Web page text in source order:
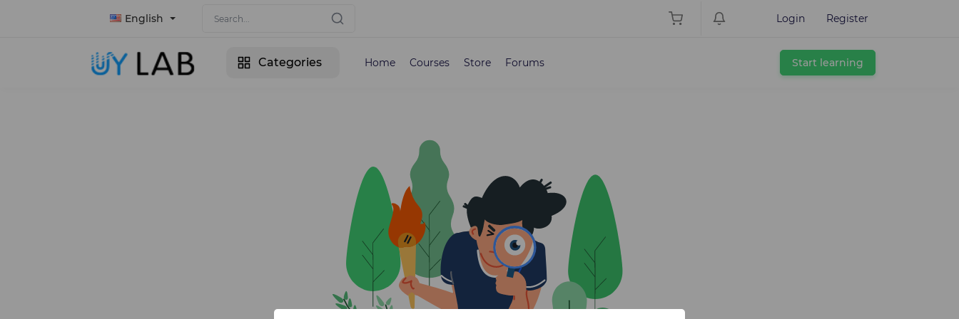
English Login Register
Categories Home Courses Store Forums Start learning